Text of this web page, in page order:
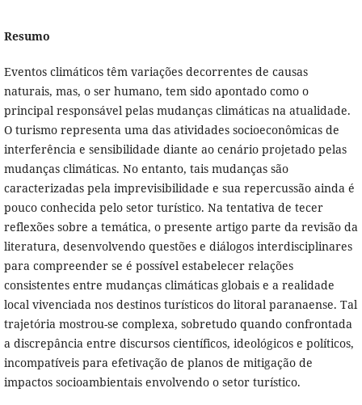
Resumo
Eventos climáticos têm variações decorrentes de causas
naturais, mas, o ser humano, tem sido apontado como o
principal responsável pelas mudanças climáticas na atualidade.
O turismo representa uma das atividades socioeconômicas de
interferência e sensibilidade diante ao cenário projetado pelas
mudanças climáticas. No entanto, tais mudanças são
caracterizadas pela imprevisibilidade e sua repercussão ainda é
pouco conhecida pelo setor turístico. Na tentativa de tecer
reflexões sobre a temática, o presente artigo parte da revisão da
literatura, desenvolvendo questões e diálogos interdisciplinares
para compreender se é possível estabelecer relações
consistentes entre mudanças climáticas globais e a realidade
local vivenciada nos destinos turísticos do litoral paranaense. Tal
trajetória mostrou-se complexa, sobretudo quando confrontada
a discrepância entre discursos científicos, ideológicos e políticos,
incompatíveis para efetivação de planos de mitigação de
impactos socioambientais envolvendo o setor turístico.